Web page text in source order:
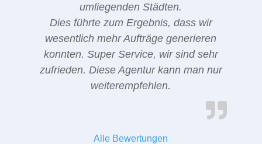
umliegenden Städten.
Dies führte zum Ergebnis, dass wir
wesentlich mehr Aufträge generieren
konnten. Super Service, wir sind sehr
zufrieden. Diese Agentur kann man nur
weiterempfehlen.
Alle Bewertungen